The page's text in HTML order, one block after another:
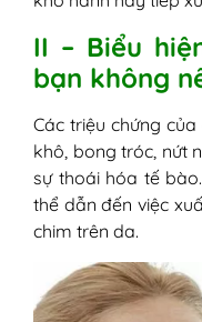
II – Biểu
bạn không
Các triệu chứng
khô, bong tróc, nứt
sự thoái hóa tế
thể dẫn đến việc
chim trên da.